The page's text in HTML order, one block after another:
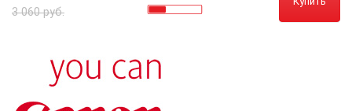
3 060 руб.